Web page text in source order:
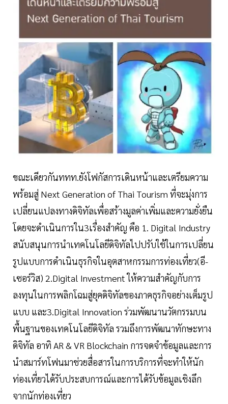
ขณะเดียวกันททท.ยังโฟกัสการเดินหน้าและเตรียมความ
พร้อมสู่ Next Generation of Thai Tourism ที่จะมุ่งการ
เปลี่ยนแปลงทางดิจิทัลเพื่อสร้างมูลค่าเพิ่มและความยั่งยืน
โดยจะดำเนินการใน3เรื่องสำคัญ คือ 1. Digital Industry
สนับสนุนการนำเทคโนโลยีดิจิทัลไปปรับใช้ในการเปลี่ยน
รูปแบบการดำเนินธุรกิจในอุตสาหกรรมการท่องเที่ยว(อี-
เซอร์วิส) 2.Digital Investment ให้ความสำคัญกับการ
ลงทุนในการพลิกโฉมสู่ยุคดิจิทัลของภาคธุรกิจอย่างเต็มรูป
แบบ และ3.Digital Innovation ร่วมพัฒนานวัตกรรมบน
พื้นฐานของเทคโนโลยีดิจิทัล รวมถึงการพัฒนาทักษะทาง
ดิจิทัล อาทิ AR & VR Blockchain การจดจำข้อมูลและการ
นำสมาร์ทโฟนมาช่วยสื่อสารในการบริการที่จะทำให้นัก
ท่องเที่ยวได้รับประสบการณ์และการได้รับข้อมูลเชิงลึก
จากนักท่องเที่ยว